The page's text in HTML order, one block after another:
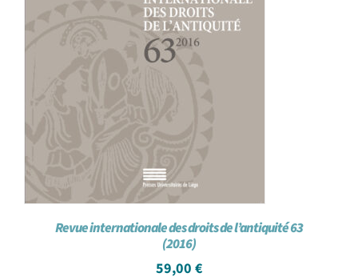
Revue internationale des droits de l’antiquité 63
(2016)
59,00 €